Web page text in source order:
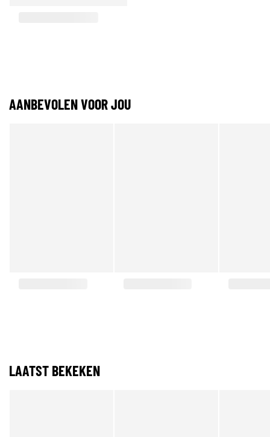
AANBEVOLEN VOOR JOU
LAATST BEKEKEN